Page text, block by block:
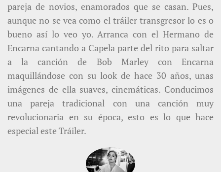
pareja de novios, enamorados que se casan. Pues,
aunque no se vea como el tráiler transgresor lo es o
bueno así lo veo yo. Arranca con el Hermano de
Encarna cantando a Capela parte del rito para saltar
a la canción de Bob Marley con Encarna
maquillándose con su look de hace 30 años, unas
imágenes de ella suaves, cinemáticas. Conducimos
una pareja tradicional con una canción muy
revolucionaria en su época, esto es lo que hace
especial este Tráiler.